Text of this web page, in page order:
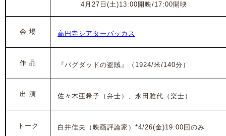
4月27日(土)13:00開映/17:00開映
会 場 高円寺シアターバッカス
作 品 『バグダッドの盗賊』（1924/米/140分）
出 演 佐々木亜希子 （弁士）、永田雅代（楽士）
トーク 白井佳夫（映画評論家）*4/26(金)19:00回のみ